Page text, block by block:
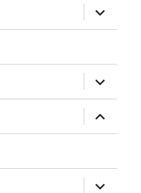
öffnen
öffnen
öffnen